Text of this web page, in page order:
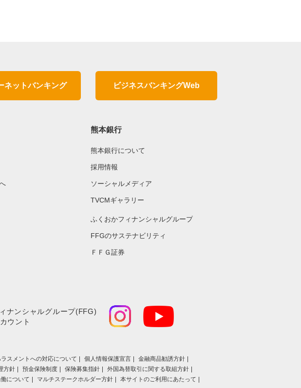
ネットバンキング ビジネスバンキングWeb
熊本銀行
熊本銀行について
採用情報
ソーシャルメディア
TVCMギャラリー
ふくおかフィナンシャルグループ
FFGのサステナビリティ
ＦＦＧ証券
ナンシャルグループ(FFG)
ウント
スメントへの対応について 個人情報保護宣言
金融商品勧誘方針
方針 預金保険制度 保険募集指針
外国為替取引に関する取組方針
について マルチステークホルダー方針
本サイトのご利用にあたって